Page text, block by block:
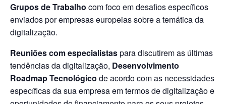
Grupos de Trabalho com foco em desafios específicos
enviados por empresas europeias sobre a temática da
digitalização.
Reuniões com especialistaspara discutirem as últimas
tendências da digitalização, Desenvolvimento
Roadmap Tecnológico de acordo com as necessidades
específicas da sua empresa em termos de digitalização e